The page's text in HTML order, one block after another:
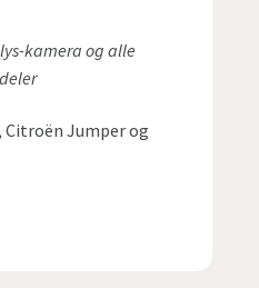
kamera og alle
Citroën Jumper og